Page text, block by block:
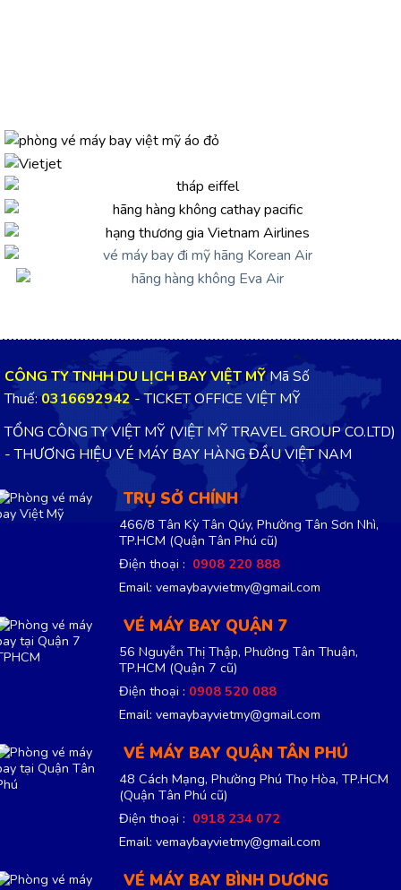
CÔNG TY TNHH DU LỊCH BAY VIỆT MỸMã Số
Thuế:0316692942 - TICKET OFFICE VIỆT MỸ
TỔNG CÔNG TY VIỆT MỸ (VIỆT MỸ TRAVEL GROUP CO.LTD)
- THƯƠNG HIỆU VÉ MÁY BAY HÀNG ĐẦU VIỆT NAM
TRỤ SỞ CHÍNH
466/8 Tân Kỳ Tân Qúy, Phường Tân Sơn Nhì,
TP.HCM (Quận Tân Phú cũ)
Điện thoại : 0908 220 888
Email: vemaybayvietmy@gmail.com
VÉ MÁY BAY QUẬN 7
56 Nguyễn Thị Thập, Phường Tân Thuận,
TP.HCM (Quận 7 cũ)
Điện thoại : 0908 520 088
Email: vemaybayvietmy@gmail.com
VÉ MÁY BAY QUẬN TÂN PHÚ
48 Cách Mạng, Phường Phú Thọ Hòa, TP.HCM
(Quận Tân Phú cũ)
Điện thoại : 0918 234 072
Email: vemaybayvietmy@gmail.com
VÉ MÁY BAY BÌNH DƯƠNG